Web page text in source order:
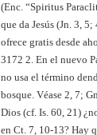
(Enc. “Spiritus
que da Jesús (Jn. 3,
ofrece gratis desde
3172 2. En el nuevo
no usa el término
bosque. Véase 2, 7;
Dios (cf. Is. 60, 21)
en Ct. 7, 10-13? Hay